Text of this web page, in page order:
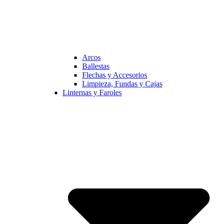
Arcos
Ballestas
Flechas y Accesorios
Limpieza, Fundas y Cajas
Linternas y Faroles